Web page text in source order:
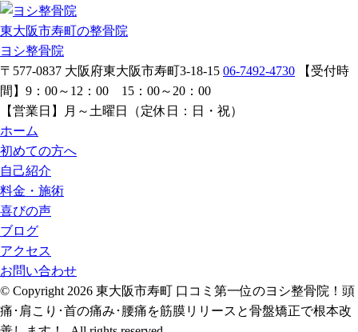
東大阪市寿町の整骨院
ヨシ整骨院
〒577-0837 大阪府東大阪市寿町3-18-15 06-7492-4730
【受付時
間】 9：00～12：00 15：00～20：00
【営業日】
月～土曜日（定休日：日・祝）
ホーム
初めての方へ
自己紹介
料金・施術
喜びの声
ブログ
アクセス
お問い合わせ
© Copyright 2026 東大阪市寿町 口コミ第一位のヨシ整骨院！頭
痛･肩こり･首の痛み･腰痛を筋膜リリースと骨盤矯正で根本改